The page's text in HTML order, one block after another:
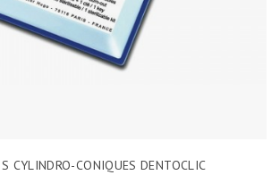
CYLINDRO-CONIQUES DENTOCLIC